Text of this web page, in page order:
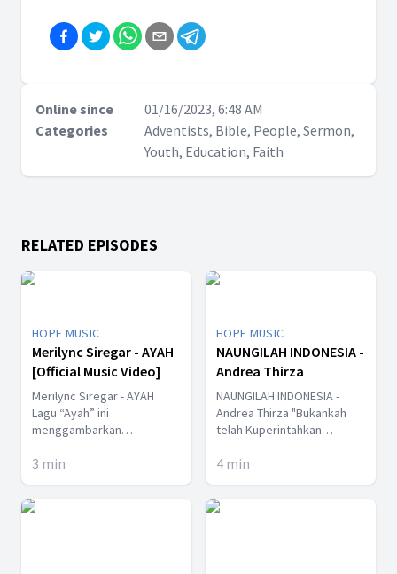
Online since
01/16/2023, 6:48 AM
Categories
Adventists, Bible, People, Sermon,
Youth, Education, Faith
RELATED EPISODES
HOPE MUSIC
Merilync Siregar - AYAH
[Official Music Video]
Merilync Siregar - AYAH
Lagu “Ayah” ini
menggambarkan
seorang anak yang sulit
sayang kepada Ayahnya.
Seringkali anak berbeda
3 min
HOPE MUSIC
NAUNGILAH INDONESIA -
Andrea Thirza
NAUNGILAH INDONESIA -
Andrea Thirza "Bukankah
telah Kuperintahkan
teguhkanlah hatimu?
hati, sebab TUHAN, Allahmu,
menyertai engkau, ke mana
4 min